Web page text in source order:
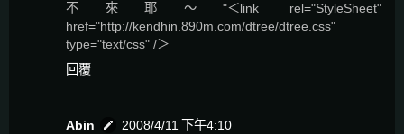
不來耶～"＜link rel="StyleSheet"
href="http://kendhin.890m.com/dtree/dtree.css"
type="text/css" /＞
回覆
Abin
2008/4/11 下午4:10